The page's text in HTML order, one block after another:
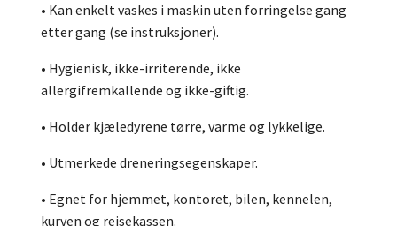
• Kan enkelt vaskes i maskin uten forringelse gang
etter gang (se instruksjoner).
• Hygienisk, ikke-irriterende, ikke
allergifremkallende og ikke-giftig.
• Holder kjæledyrene tørre, varme og lykkelige.
• Utmerkede dreneringsegenskaper.
• Egnet for hjemmet, kontoret, bilen, kennelen,
kurven og reisekassen.